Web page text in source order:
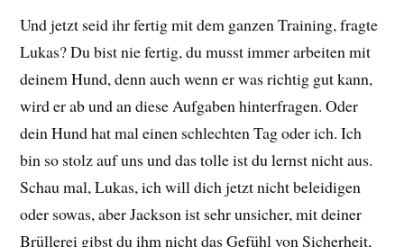
Und jetzt seid ihr fertig mit dem ganzen Training, fragte
Lukas? Du bist nie fertig, du musst immer arbeiten mit
deinem Hund, denn auch wenn er was richtig gut kann,
wird er ab und an diese Aufgaben hinterfragen. Oder
dein Hund hat mal einen schlechten Tag oder ich. Ich
bin so stolz auf uns und das tolle ist du lernst nicht aus.
Schau mal, Lukas, ich will dich jetzt nicht beleidigen
oder sowas, aber Jackson ist sehr unsicher, mit deiner
Brüllerei gibst du ihm nicht das Gefühl von Sicherheit,